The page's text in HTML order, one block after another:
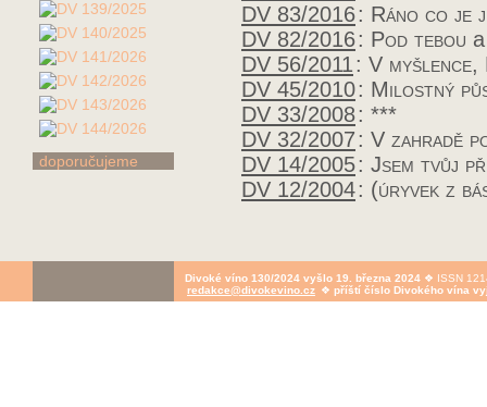
doporučujeme
DV 83/2016: Ráno co je
DV 82/2016: Pod tebou
DV 56/2011: V myšlence,
DV 45/2010: Milostný
DV 33/2008: ***
DV 32/2007: V zahradě
DV 14/2005: Jsem tvůj
DV 12/2004: (úryvek z
Divoké víno 130/2024 vyšlo 19. března 2024 ❖ ISSN
redakce@divokevino.cz ❖ příští číslo Divokého vína